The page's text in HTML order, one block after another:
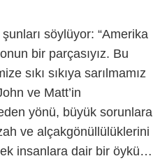
söylüyor: “Amerika
bir parçasıyız. Bu
sıkı sıkıya sarılmamız
ve Matt’in
yönü, büyük sorunlara
ve alçakgönüllülüklerini
insanlara dair bir öykü…